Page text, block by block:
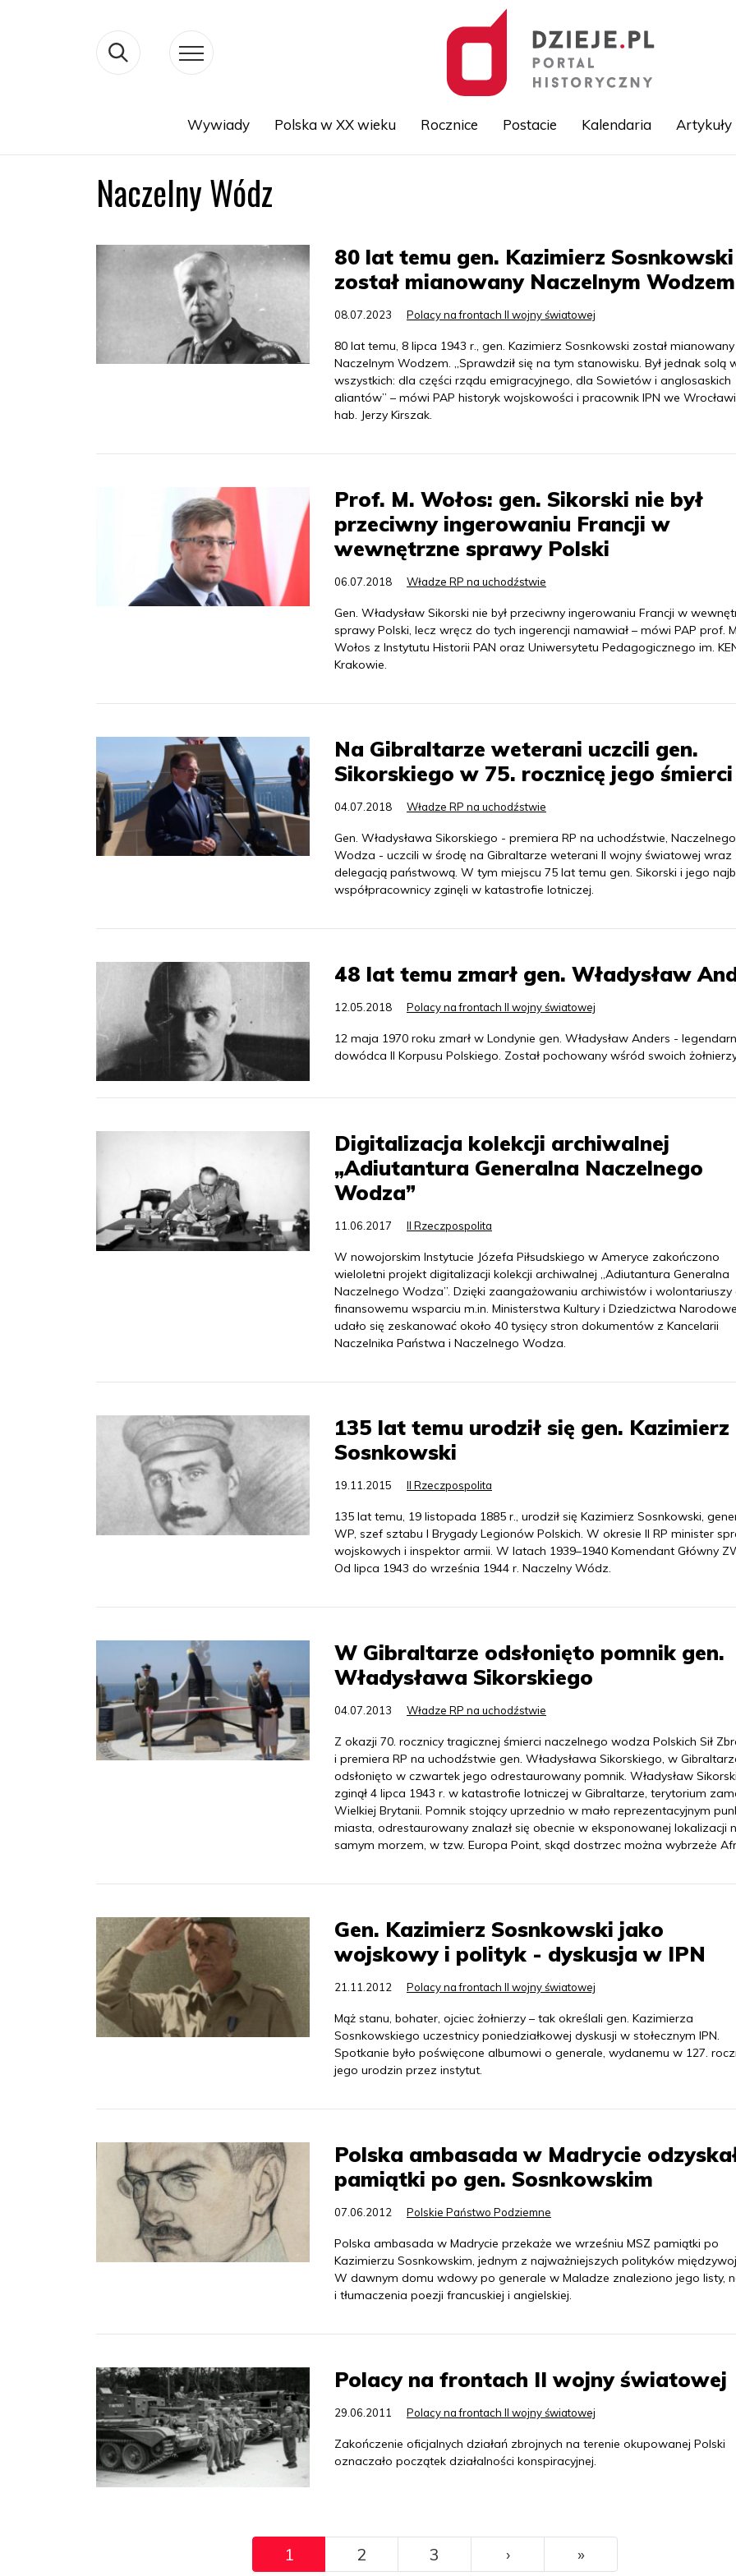
Wywiady Polska w XX wieku Rocznice Postacie Kalendaria Artykuły
Naczelny Wódz
80 lat temu gen. Kazimierz Sosnkowski
został mianowany Naczelnym Wodzem
08.07.2023 Polacy na frontach II wojny światowej
80 lat temu, 8 lipca 1943 r., gen. Kazimierz Sosnkowski został mianowany
Naczelnym Wodzem. „Sprawdził się na tym stanowisku. Był jednak solą
wszystkich: dla części rządu emigracyjnego, dla Sowietów i anglosaskich
aliantów” – mówi PAP historyk wojskowości i pracownik IPN we
hab. Jerzy Kirszak.
Prof. M. Wołos: gen. Sikorski nie był
przeciwny ingerowaniu Francji w
wewnętrzne sprawy Polski
06.07.2018 Władze RP na uchodźstwie
Gen. Władysław Sikorski nie był przeciwny ingerowaniu Francji w
sprawy Polski, lecz wręcz do tych ingerencji namawiał – mówi PAP prof.
Wołos z Instytutu Historii PAN oraz Uniwersytetu Pedagogicznego im.
Krakowie.
Na Gibraltarze weterani uczcili gen.
Sikorskiego w 75. rocznicę jego śmierci
04.07.2018 Władze RP na uchodźstwie
Gen. Władysława Sikorskiego - premiera RP na uchodźstwie, Naczelnego
Wodza - uczcili w środę na Gibraltarze weterani II wojny światowej wraz
delegacją państwową. W tym miejscu 75 lat temu gen. Sikorski i jego
współpracownicy zginęli w katastrofie lotniczej.
48 lat temu zmarł gen. Władysław
12.05.2018 Polacy na frontach II wojny światowej
12 maja 1970 roku zmarł w Londynie gen. Władysław Anders -
dowódca II Korpusu Polskiego. Został pochowany wśród swoich
Digitalizacja kolekcji archiwalnej
„Adiutantura Generalna Naczelnego
Wodza”
11.06.2017 II Rzeczpospolita
W nowojorskim Instytucie Józefa Piłsudskiego w Ameryce zakończono
wieloletni projekt digitalizacji kolekcji archiwalnej „Adiutantura Generalna
Naczelnego Wodza”. Dzięki zaangażowaniu archiwistów i wolontariuszy
finansowemu wsparciu m.in. Ministerstwa Kultury i Dziedzictwa
udało się zeskanować około 40 tysięcy stron dokumentów z Kancelarii
Naczelnika Państwa i Naczelnego Wodza.
135 lat temu urodził się gen. Kazimierz
Sosnkowski
19.11.2015 II Rzeczpospolita
135 lat temu, 19 listopada 1885 r., urodził się Kazimierz Sosnkowski,
WP, szef sztabu I Brygady Legionów Polskich. W okresie II RP minister
wojskowych i inspektor armii. W latach 1939–1940 Komendant Główny
Od lipca 1943 do września 1944 r. Naczelny Wódz.
W Gibraltarze odsłonięto pomnik gen.
Władysława Sikorskiego
04.07.2013 Władze RP na uchodźstwie
Z okazji 70. rocznicy tragicznej śmierci naczelnego wodza Polskich Sił
i premiera RP na uchodźstwie gen. Władysława Sikorskiego, w
odsłonięto w czwartek jego odrestaurowany pomnik. Władysław Sikorski
zginął 4 lipca 1943 r. w katastrofie lotniczej w Gibraltarze, terytorium
Wielkiej Brytanii. Pomnik stojący uprzednio w mało reprezentacyjnym
miasta, odrestaurowany znalazł się obecnie w eksponowanej lokalizacji
samym morzem, w tzw. Europa Point, skąd dostrzec można wybrzeże
Gen. Kazimierz Sosnkowski jako
wojskowy i polityk - dyskusja w IPN
21.11.2012 Polacy na frontach II wojny światowej
Mąż stanu, bohater, ojciec żołnierzy – tak określali gen. Kazimierza
Sosnkowskiego uczestnicy poniedziałkowej dyskusji w stołecznym IPN.
Spotkanie było poświęcone albumowi o generale, wydanemu w 127.
jego urodzin przez instytut.
Polska ambasada w Madrycie
pamiątki po gen. Sosnkowskim
07.06.2012 Polskie Państwo Podziemne
Polska ambasada w Madrycie przekaże we wrześniu MSZ pamiątki po
Kazimierzu Sosnkowskim, jednym z najważniejszych polityków
W dawnym domu wdowy po generale w Maladze znaleziono jego listy,
i tłumaczenia poezji francuskiej i angielskiej.
Polacy na frontach II wojny światowej
29.06.2011 Polacy na frontach II wojny światowej
Zakończenie oficjalnych działań zbrojnych na terenie okupowanej Polski
oznaczało początek działalności konspiracyjnej.
1 2 3 ››› »Ostatni